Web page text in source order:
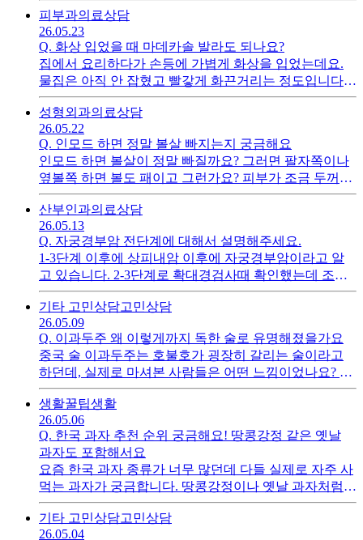
휴 영향인지 궁금합니다. 혹시 이 시기에 특별한 행사나
성수기 요인이 있을까요?
피부과의료상담
26.05.23
Q. 화상 입었을 때 마데카솔 발라도 되나요?
집에서 요리하다가 손등에 가볍게 화상을 입었는데요.
물집은 아직 안 잡혔고 빨갛게 화끈거리는 정도입니다.
집에 마데카솔이 있어서 발라도 되는지 궁금해요. 검색
해보니까 어떤 분들은 괜찮다고 하고 어떤 분들은 오히
려 안 좋다고 해서 헷갈립니다. 화상 초기에 발라도 되는
건지, 아니면 다른 연고를 써야 하는 건지 알려주세요.
성형외과의료상담
26.05.22
Q. 인모드 하면 정말 볼살 빠지는지 궁금해요
인모드 하면 볼살이 정말 빠질까요? 그러면 팔자쪽이나
옆볼쪽 하면 볼도 패이고 그런가요? 피부가 조금 두꺼운
편인데 큰문제 없을까요 몇번정도 해야할까요?
산부인과의료상담
26.05.13
Q. 자궁경부암 전단계에 대해서 설명해주세요.
1-3단계 이후에 상피내암 이후에 자궁경부암이라고 알
고 있습니다. 2-3단계로 확대경검사때 확인했는데 조직
검사 이후에 암까지 진단의 가능성도 높나요?
기타 고민상담고민상담
26.05.09
Q. 이과두주 왜 이렇게까지 독한 술로 유명해졌을가요
중국 술 이과두주는 호불호가 굉장히 갈리는 술이라고
하던데, 실제로 마셔본 사람들은 어떤 느낌이었나요? 한
국 소주나 위스키랑 비교하면 어떤 차이가 있는지, 왜 중
국에서는 대중적으로 많이 마시는 술이 되었는지도 궁금
합니다. 또 입문자가 마시기엔 어떤 안주나 마시는 방식
이 가장 괜찮은지도 궁금해요
생활꿀팁생활
26.05.06
Q. 한국 과자 추천 순위 궁금해요! 땅콩강정 같은 옛날
과자도 포함해서요
요즘 한국 과자 종류가 너무 많던데 다들 실제로 자주 사
먹는 과자가 궁금합니다. 땅콩강정이나 옛날 과자처럼
계속 손 가는 과자도 좋아하고 편의점 신상 과자도 좋아
하는데, 여러분 기준 한국 과자 추천 순위 알려주세요!
달달한 거, 짭짤한 거 상관 없이 자주 먹는 과자 궁금합니
기타 고민상담고민상담
26.05.04